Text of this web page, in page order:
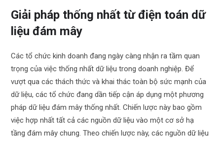
Giải pháp thống nhất từ điện toán dữ
liệu đám mây
Các tổ chức kinh doanh đang ngày càng nhận ra tầm quan
trọng của việc thống nhất dữ liệu trong doanh nghiệp. Để
vượt qua các thách thức và khai thác toàn bộ sức mạnh của
dữ liệu, các tổ chức đang dần tiếp cận áp dụng một phương
pháp dữ liệu đám mây thống nhất. Chiến lược này bao gồm
việc hợp nhất tất cả các nguồn dữ liệu vào một cơ sở hạ
tầng đám mây chung. Theo chiến lược này, các nguồn dữ liệu